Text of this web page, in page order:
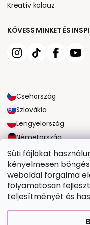
Süti fájlokat
kényelmesen
weboldal forgalma
folyamatosan
teljesítményét és
KÖVESS MINKET ÉS
Csehország
Szlovákia
Lengyelország
Németország
Nagy-Britannia
Kreatív kalauz
MEGBÍZHATÓ
BIZTONSÁGOS FIZETÉSI